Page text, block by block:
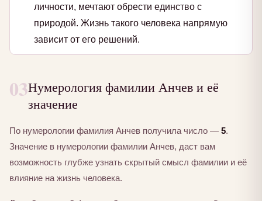
личности, мечтают обрести единство с
природой. Жизнь такого человека напрямую
зависит от его решений.
03Нумерология фамилии Анчев и её
значение
По нумерологии фамилия Анчев получила число — 5.
Значение в нумерологии фамилии Анчев, даст вам
возможность глубже узнать скрытый смысл фамилии и её
влияние на жизнь человека.